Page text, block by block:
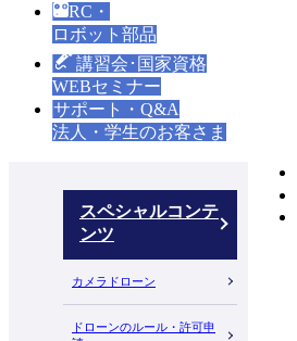
RC・
ロボット部品
講習会･国家資格
WEBセミナー
サポート・Q&A
法人・学生のお客さま
スペシャルコンテ
ンツ
カメラドローン
ドローンのルール・許可申